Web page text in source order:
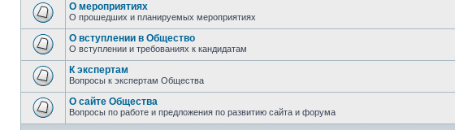
О мероприятиях
О прошедших и планируемых мероприятиях
О вступлении в Общество
О вступлении и требованиях к кандидатам
К экспертам
Вопросы к экспертам Общества
О сайте Общества
Вопросы по работе и предложения по развитию сайта и форума